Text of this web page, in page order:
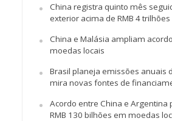
China registra quinto mês
exterior acima de RMB 4 trilhões
China e Malásia ampliam
moedas locais
Brasil planeja emissões anuais
mira novas fontes de
Acordo entre China e Argentina
RMB 130 bilhões em moedas